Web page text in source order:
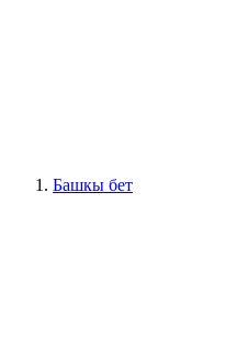
Башкы бет